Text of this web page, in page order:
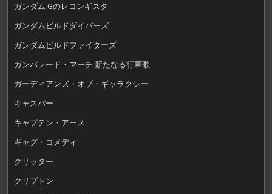
ガンダム Gのレコンギスタ
ガンダムビルドダイバーズ
ガンダムビルドファイターズ
ガンパレード・マーチ 新たなる行軍歌
ガーディアンズ・オブ・ギャラクシー
キャスパー
キャプテン・アース
ギャグ・コメディ
クリッター
クリプトン